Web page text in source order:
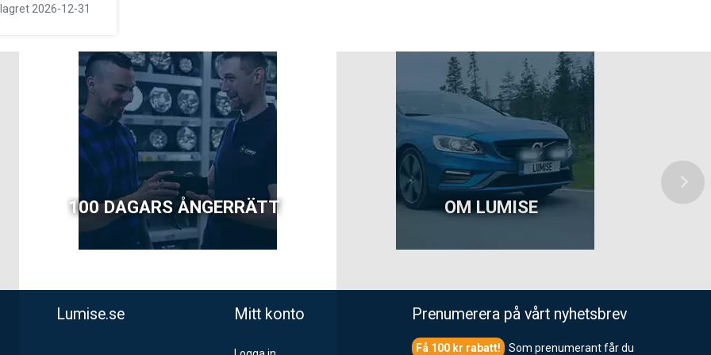
2026-12-31
100 DAGARS ÅNGERRÄTT OM LUMISE
Lumise.se Mitt konto Prenumerera på vårt nyhetsbrev
Som prenumerant får du